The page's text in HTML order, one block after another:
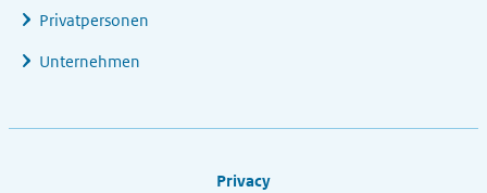
Privatpersonen
Unternehmen
Privacy